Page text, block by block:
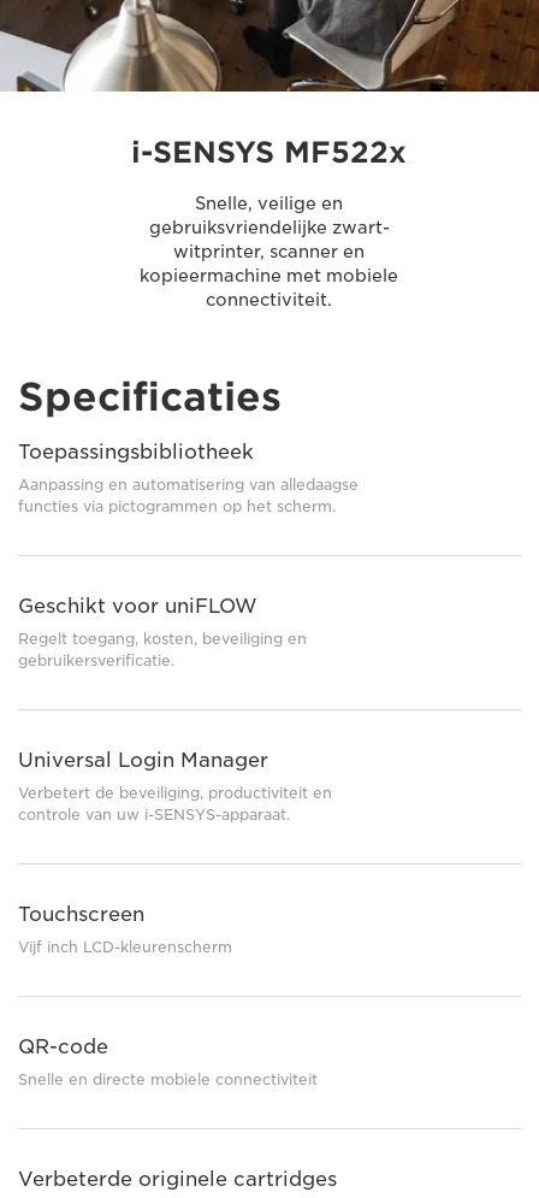
i-SENSYS MF522x
Snelle, veilige en
gebruiksvriendelijke zwart-
witprinter, scanner en
kopieermachine met mobiele
connectiviteit.
Specificaties
Toepassingsbibliotheek
Aanpassing en automatisering van alledaagse
functies via pictogrammen op het scherm.
Geschikt voor uniFLOW
Regelt toegang, kosten, beveiliging en
gebruikersverificatie.
Universal Login Manager
Verbetert de beveiliging, productiviteit en
controle van uw i-SENSYS-apparaat.
Touchscreen
Vijf inch LCD-kleurenscherm
QR-code
Snelle en directe mobiele connectiviteit
Verbeterde originele cartridges